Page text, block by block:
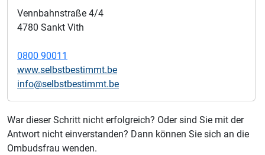
Vennbahnstraße 4/4
4780 Sankt Vith
0800 90011
www.selbstbestimmt.be
info@selbstbestimmt.be
War dieser Schritt nicht erfolgreich? Oder sind Sie mit der
Antwort nicht einverstanden? Dann können Sie sich an die
Ombudsfrau wenden.